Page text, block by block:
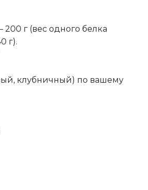
г (вес одного белка
г).
клубничный) по вашему